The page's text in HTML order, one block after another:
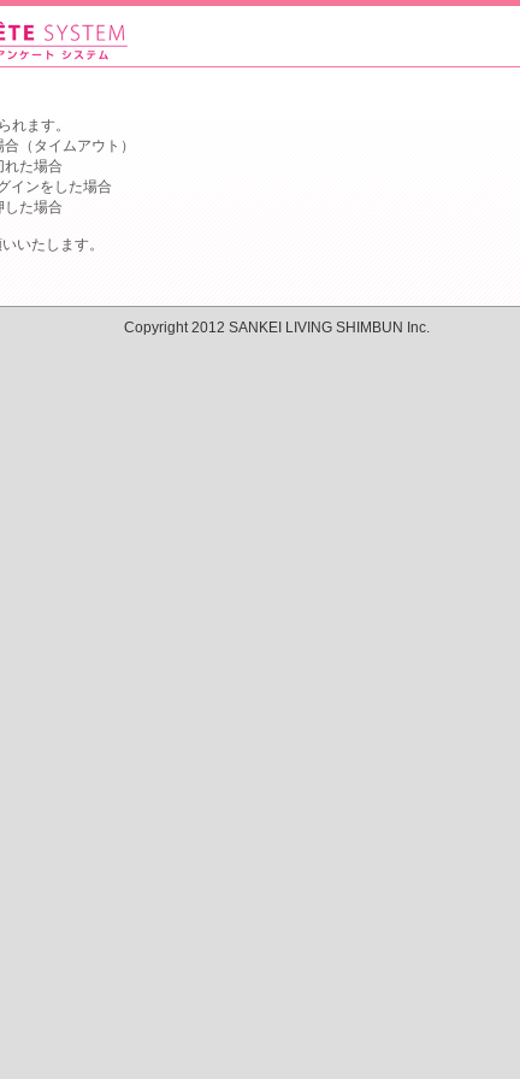
れます。
（タイムアウト）
れた場合
インをした場合
した場合
いたします。
Copyright 2012 SANKEI LIVING SHIMBUN Inc.